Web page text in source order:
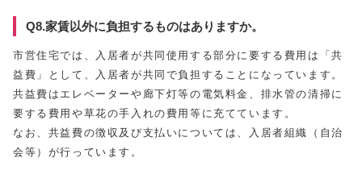
Q8.家賃以外に負担するものはありますか。
市営住宅では、入居者が共同使用する部分に要する費用は「共
益費」として、入居者が共同で負担することになっています。
共益費はエレベーターや廊下灯等の電気料金、排水管の清掃に
要する費用や草花の手入れの費用等に充てています。
なお、共益費の徴収及び支払いについては、入居者組織（自治
会等）が行っています。